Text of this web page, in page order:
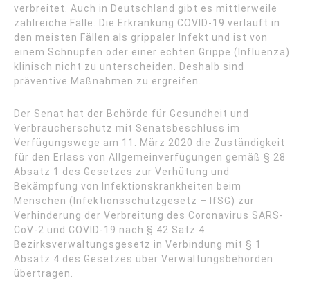
verbreitet. Auch in Deutschland gibt es mittlerweile
zahlreiche Fälle. Die Erkrankung COVID-19 verläuft in
den meisten Fällen als grippaler Infekt und ist von
einem Schnupfen oder einer echten Grippe (Influenza)
klinisch nicht zu unterscheiden. Deshalb sind
präventive Maßnahmen zu ergreifen.
Der Senat hat der Behörde für Gesundheit und
Verbraucherschutz mit Senatsbeschluss im
Verfügungswege am 11. März 2020 die Zuständigkeit
für den Erlass von Allgemeinverfügungen gemäß § 28
Absatz 1 des Gesetzes zur Verhütung und
Bekämpfung von Infektionskrankheiten beim
Menschen (Infektionsschutzgesetz – IfSG) zur
Verhinderung der Verbreitung des Coronavirus SARS-
CoV-2 und COVID-19 nach § 42 Satz 4
Bezirksverwaltungsgesetz in Verbindung mit § 1
Absatz 4 des Gesetzes über Verwaltungsbehörden
übertragen.